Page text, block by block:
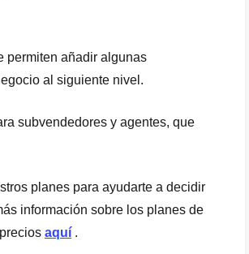
permiten añadir algunas
al siguiente nivel.
subvendedores y agentes, que
planes para ayudarte a decidir
información sobre los planes de
aquí .